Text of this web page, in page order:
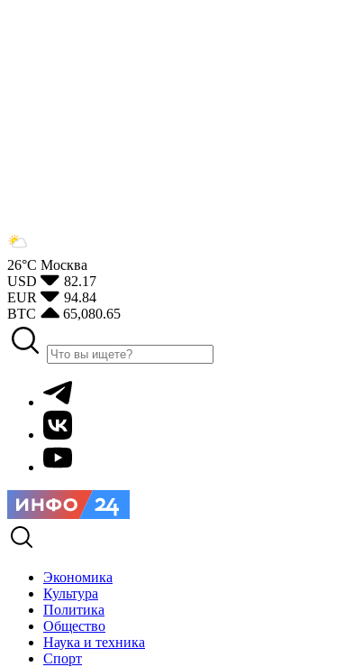
26°С Москва
USD
82.17
EUR
94.84
BTC
65,080.65
Экономика
Культура
Политика
Общество
Наука и техника
Спорт